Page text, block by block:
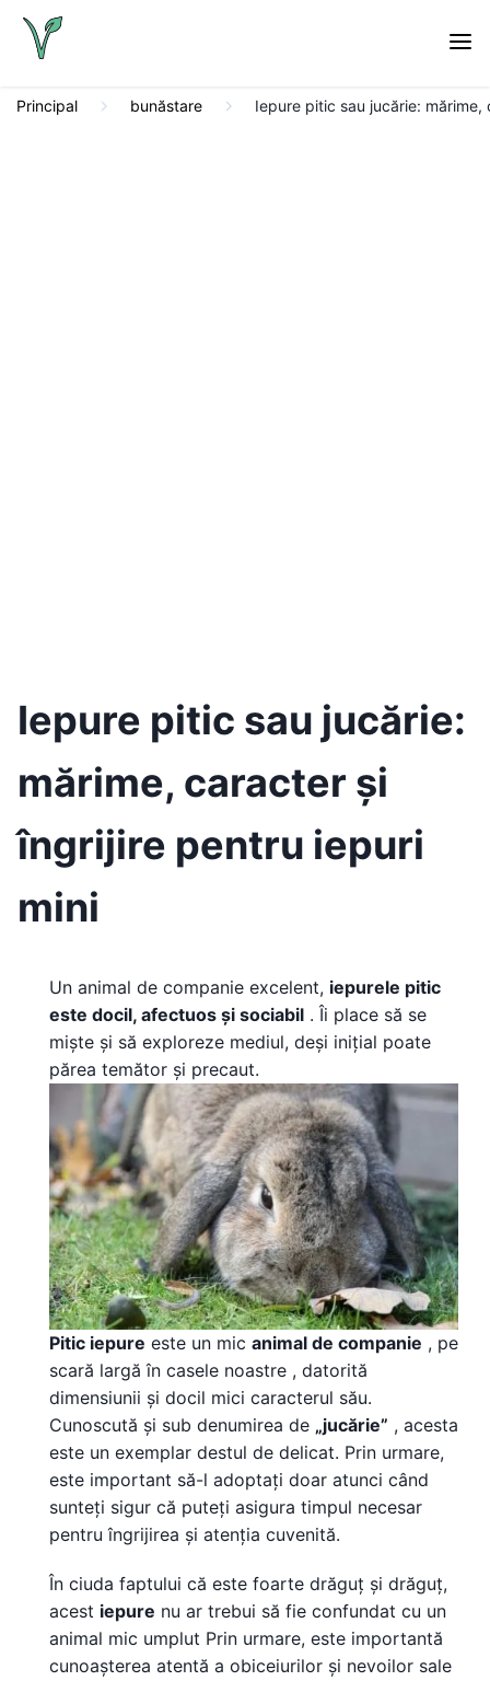
Principal bunăstare Iepure pitic sau jucărie:
Iepure pitic sau jucărie:
mărime, caracter și
îngrijire pentru iepuri
mini
Un animal de companie excelent, iepurele pitic
este docil, afectuos și sociabil . Îi place să se
miște și să exploreze mediul, deși inițial poate
părea temător și precaut.
Pitic iepure este un mic animal de companie , pe
scară largă în casele noastre , datorită
dimensiunii și docil mici caracterul său.
Cunoscută și sub denumirea de „jucărie” , acesta
este un exemplar destul de delicat. Prin urmare,
este important să-l adoptați doar atunci când
sunteți sigur că puteți asigura timpul necesar
pentru îngrijirea și atenția cuvenită.
În ciuda faptului că este foarte drăguț și drăguț,
acest iepure nu ar trebui să fie confundat cu un
animal mic umplut Prin urmare, este importantă
cunoașterea atentă a obiceiurilor și nevoilor sale